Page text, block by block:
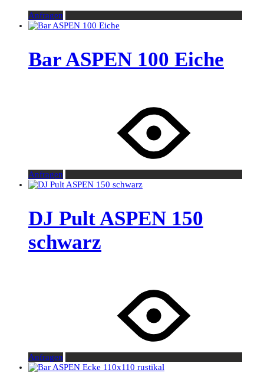
Anfragen
Bar ASPEN 100 Eiche
Anfragen
DJ Pult ASPEN 150
schwarz
Anfragen